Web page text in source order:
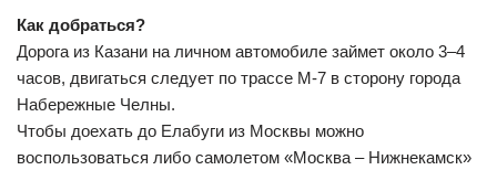
Как добраться?
Дорога из Казани на личном автомобиле займет около 3–4
часов, двигаться следует по трассе М-7 в сторону города
Набережные Челны.
Чтобы доехать до Елабуги из Москвы можно
воспользоваться либо самолетом «Москва – Нижнекамск»